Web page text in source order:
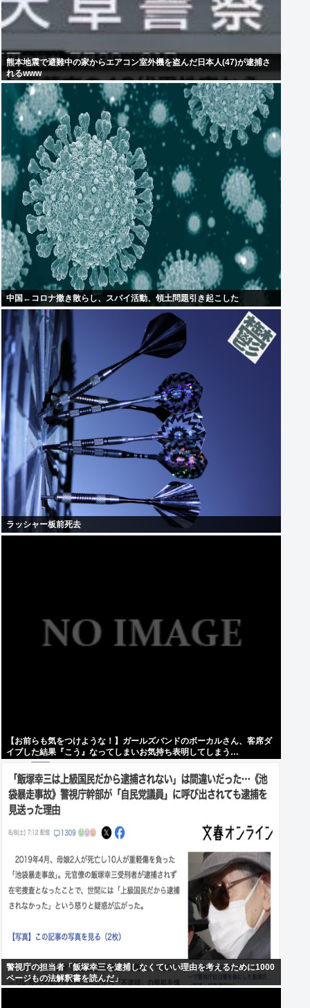
熊本地震で避難中の家からエアコン室外機を盗んだ日本人(47)が逮捕さ
れるwww
中国←コロナ撒き散らし、スパイ活動、領土問題引き起こした
ラッシャー板前死去
【お前らも気をつけような！】ガールズバンドのボーカルさん、客席ダ
イブした結果『こう』なってしまいお気持ち表明してしまう…
警視庁の担当者「飯塚幸三を逮捕しなくていい理由を考えるために1000
ページもの法解釈書を読んだ」